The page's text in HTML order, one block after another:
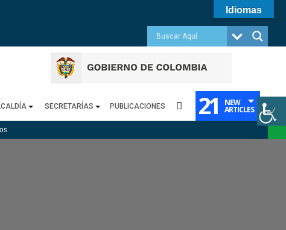
SECRETARÍAS PUBLICACIONES 21 NEW
ARTICLES
Idiomas